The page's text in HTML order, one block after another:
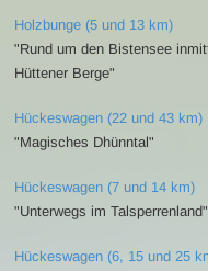
Holzbunge (5 und 13 km)
"Rund um den Bistensee
Hüttener Berge"
Hückeswagen (22 und 43 km)
"Magisches Dhünntal"
Hückeswagen (7 und 14 km)
"Unterwegs im Talsperrenland"
Hückeswagen (6, 15 und 25